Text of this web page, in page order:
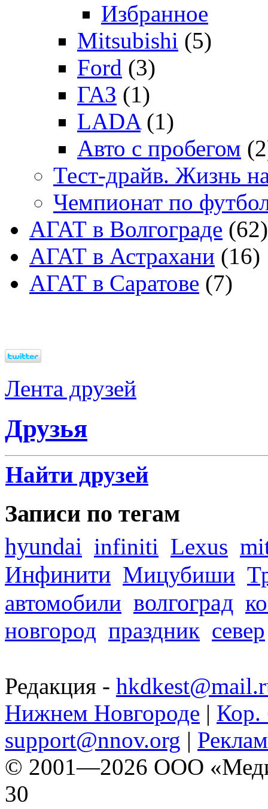
Избранное
Mitsubishi (5)
Ford (3)
ГАЗ (1)
LADA (1)
Авто с пробегом
Тест-драйв. Жизнь
Чемпионат по
АГАТ в Волгограде (62)
АГАТ в Астрахани (16)
АГАТ в Саратове (7)
Лента друзей
Друзья
Найти друзей
Записи по тегам
hyundai infiniti Lexus
Инфинити Мицубиши
автомобили волгоград
новгород праздник север
Редакция -
Нижнем Новгороде | Кор.
support@nnov.org |
© 2001—2026 ООО
30